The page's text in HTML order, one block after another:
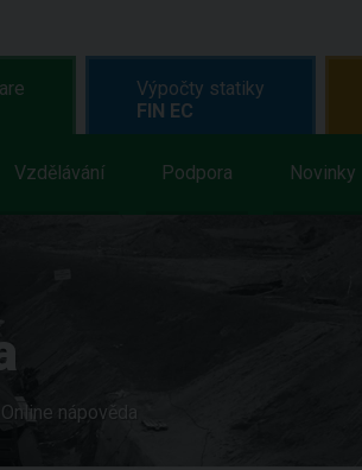
Vzdělávání Podpora Novinky
Výpočty statiky
FIN EC
Online nápověda